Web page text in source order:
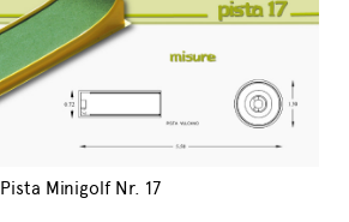
Pista Minigolf Nr. 17